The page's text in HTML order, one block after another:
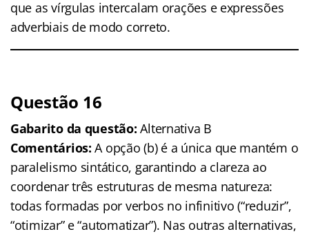
que as vírgulas intercalam orações e expressões
adverbiais de modo correto.
Questão 16
Gabarito da questão: Alternativa B
Comentários: A opção (b) é a única que mantém o
paralelismo sintático, garantindo a clareza ao
coordenar três estruturas de mesma natureza:
todas formadas por verbos no infinitivo (“reduzir”,
“otimizar” e “automatizar”). Nas outras alternativas,